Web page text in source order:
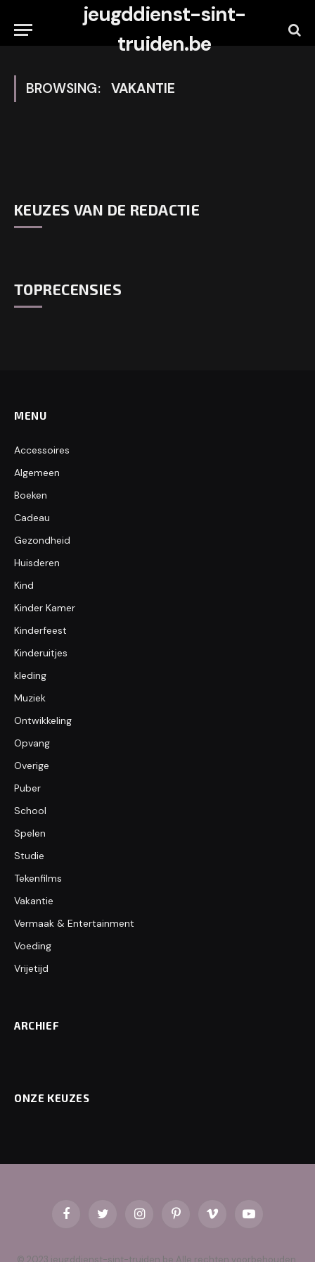
jeugddienst-sint-
truiden.be
BROWSING: VAKANTIE
KEUZES VAN DE REDACTIE
TOPRECENSIES
MENU
Accessoires
Algemeen
Boeken
Cadeau
Gezondheid
Huisderen
Kind
Kinder Kamer
Kinderfeest
Kinderuitjes
kleding
Muziek
Ontwikkeling
Opvang
Overige
Puber
School
Spelen
Studie
Tekenfilms
Vakantie
Vermaak & Entertainment
Voeding
Vrijetijd
ARCHIEF
ONZE KEUZES
FacebookTwitter InstagramPinterestVimeo YouTube
© 2023 jeugddienst-sint-truiden.be Alle rechten voorbehouden.